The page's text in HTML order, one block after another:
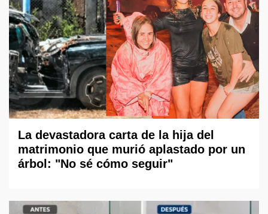
La devastadora carta de la hija del
matrimonio que murió aplastado por un
árbol: "No sé cómo seguir"